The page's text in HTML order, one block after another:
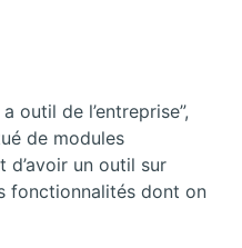
outil de l’entreprise”,
de modules
d’avoir un outil sur
fonctionnalités dont on